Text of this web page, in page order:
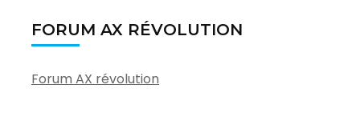
FORUM AX RÉVOLUTION
Forum AX révolution